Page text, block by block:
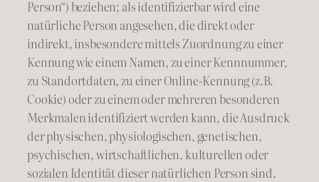
Person“) beziehen; als identifizierbar wird eine
natürliche Person angesehen, die direkt oder
indirekt, insbesondere mittels Zuordnung zu einer
Kennung wie einem Namen, zu einer Kennnummer,
zu Standortdaten, zu einer Online-Kennung (z.B.
Cookie) oder zu einem oder mehreren besonderen
Merkmalen identifiziert werden kann, die Ausdruck
der physischen, physiologischen, genetischen,
psychischen, wirtschaftlichen, kulturellen oder
sozialen Identität dieser natürlichen Person sind.